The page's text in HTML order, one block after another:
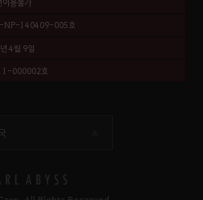
이용불가
NP-140409-005호
4월 9일
000002호